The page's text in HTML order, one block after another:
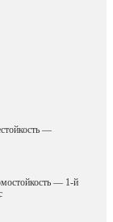
—
— 1-й